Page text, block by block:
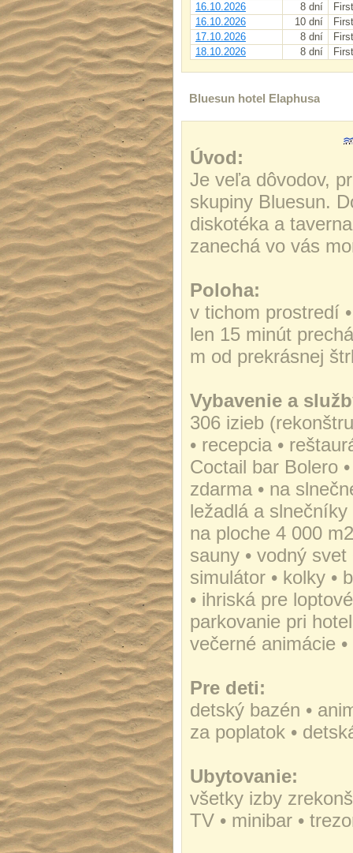
16.10.2026
8 dní
16.10.2026
10 dní
17.10.2026
8 dní
18.10.2026
8 dní
Bluesun hotel Elaphusa
Úvod:
Je veľa dôvodov,
skupiny Bluesun.
diskotéka a
zanechá vo vás
Poloha:
v tichom prostredí
len 15 minút
m od prekrásnej
Vybavenie a
306 izieb
• recepcia •
Coctail bar Bolero
zdarma • na
ležadlá a
na ploche 4 000
sauny • vodný
simulátor • kolky •
• ihriská pre
parkovanie pri
večerné animácie
Pre deti:
detský bazén •
za poplatok •
Ubytovanie:
všetky izby
TV • minibar •